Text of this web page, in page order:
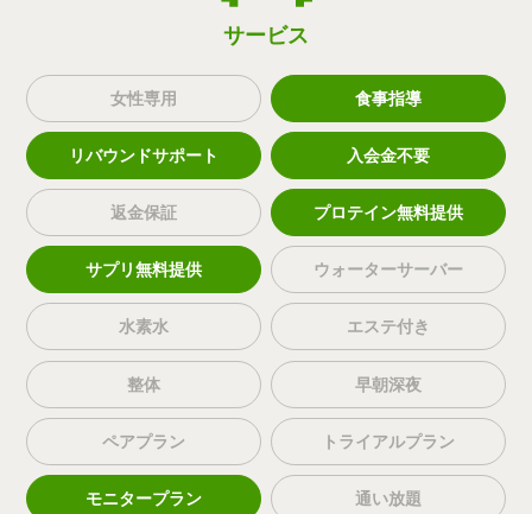
サービス
女性専用 食事指導
リバウンドサポート 入会金不要
返金保証 プロテイン無料提供
サプリ無料提供 ウォーターサーバー
水素水 エステ付き
整体 早朝深夜
ペアプラン トライアルプラン
モニタープラン 通い放題